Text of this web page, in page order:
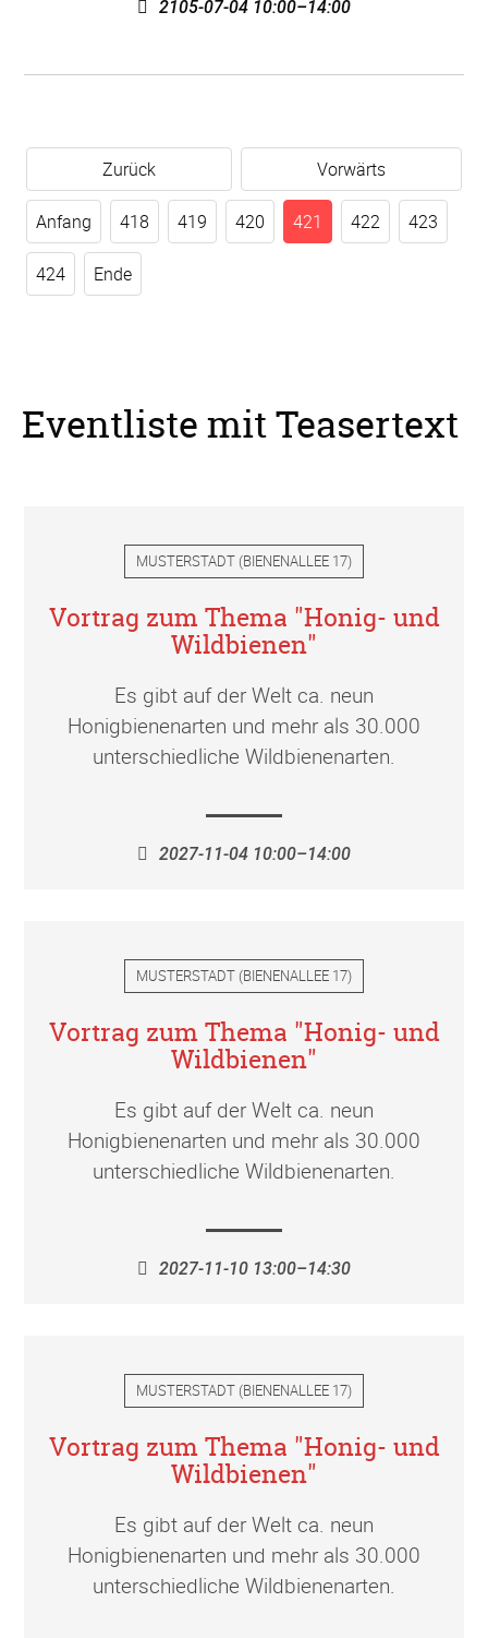
2105-07-04 10:00–14:00
Zurück Vorwärts
Anfang 418 419 420 421 422 423
424 Ende
Eventliste mit Teasertext
MUSTERSTADT (BIENENALLEE 17)
Vortrag zum Thema "Honig- und
Wildbienen"
Es gibt auf der Welt ca. neun
Honigbienenarten und mehr als 30.000
unterschiedliche Wildbienenarten.
2027-11-04 10:00–14:00
MUSTERSTADT (BIENENALLEE 17)
Vortrag zum Thema "Honig- und
Wildbienen"
Es gibt auf der Welt ca. neun
Honigbienenarten und mehr als 30.000
unterschiedliche Wildbienenarten.
2027-11-10 13:00–14:30
MUSTERSTADT (BIENENALLEE 17)
Vortrag zum Thema "Honig- und
Wildbienen"
Es gibt auf der Welt ca. neun
Honigbienenarten und mehr als 30.000
unterschiedliche Wildbienenarten.